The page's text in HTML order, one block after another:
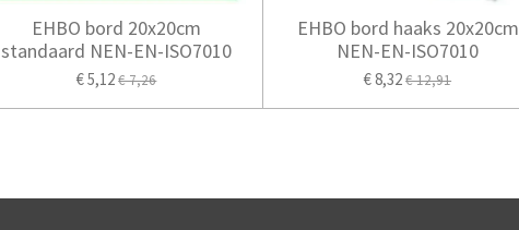
EHBO bord 20x20cm
standaard NEN-EN-ISO7010
€ 5,12€ 7,26
EHBO bord haaks 20x20cm
NEN-EN-ISO7010
€ 8,32€ 12,91